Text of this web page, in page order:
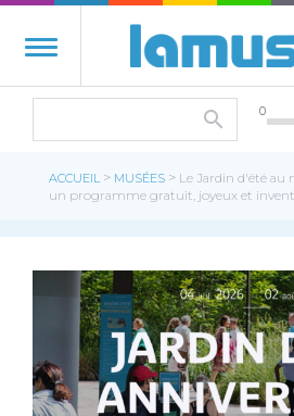
0
ACCUEIL > MUSÉES > Le Jardin d'été au
un programme gratuit, joyeux et